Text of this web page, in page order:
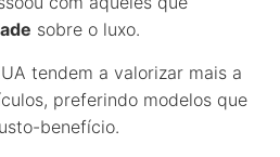
sobre o luxo.
tendem a valorizar mais a
preferindo modelos que
benefício.